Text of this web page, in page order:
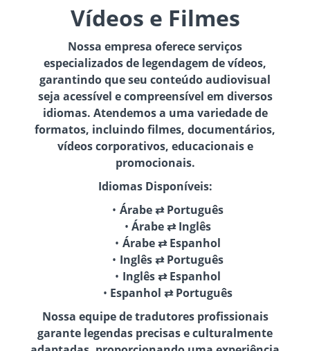
Vídeos e Filmes
Nossa empresa oferece serviços
especializados de legendagem de vídeos,
garantindo que seu conteúdo audiovisual
seja acessível e compreensível em diversos
idiomas. Atendemos a uma variedade de
formatos, incluindo filmes, documentários,
vídeos corporativos, educacionais e
promocionais.
Idiomas Disponíveis:
Árabe ⇄ Português
Árabe ⇄ Inglês
Árabe ⇄ Espanhol
Inglês ⇄ Português
Inglês ⇄ Espanhol
Espanhol ⇄ Português
Nossa equipe de tradutores profissionais
garante legendas precisas e culturalmente